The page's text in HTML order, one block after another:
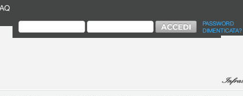
PASSWORD
DIMENTICATA?